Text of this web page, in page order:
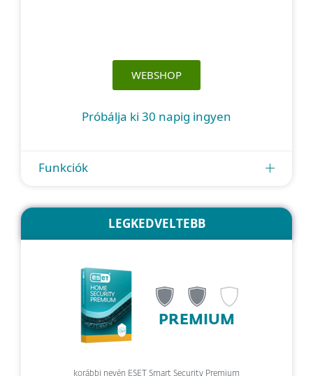
WEBSHOP
Próbálja ki 30 napig ingyen
Funkciók
LEGKEDVELTEBB
PREMIUM
korábbi nevén ESET Smart Security Premium